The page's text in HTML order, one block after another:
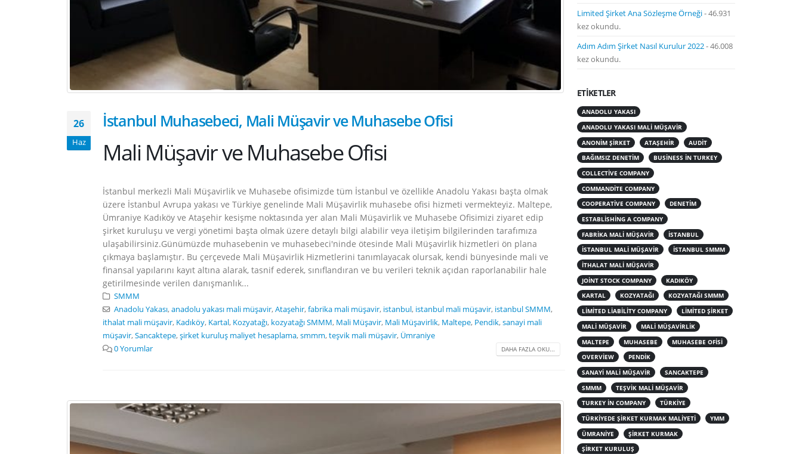
26
Haz
İstanbul Muhasebeci, Mali Müşavir ve Muhasebe Ofisi
Mali Müşavir ve Muhasebe Ofisi
İstanbul merkezli Mali Müşavirlik ve Muhasebe ofisimizde tüm İstanbul ve özellikle Anadolu Yakası başta olmak
üzere İstanbul Avrupa yakası ve Türkiye genelinde Mali Müşavirlik muhasebe ofisi hizmeti vermekteyiz. Maltepe,
Ümraniye Kadıköy ve Ataşehir kesişme noktasında yer alan Mali Müşavirlik ve Muhasebe Ofisimizi ziyaret edip
şirket kuruluşu ve vergi yönetimi başta olmak üzere detaylı bilgi alabilir veya iletişim bilgilerinden tarafımıza
ulaşabilirsiniz.Günümüzde muhasebenin ve muhasebeci'ninde ötesinde Mali Müşavirlik hizmetleri ön plana
çıkmaya başlamıştır. Bu çerçevede Mali Müşavirlik Hizmetlerini tanımlayacak olursak, kendi bünyesinde mali ve
finansal yapılarını kayıt altına alarak, tasnif ederek, sınıflandıran ve bu verileri teknik açıdan raporlanabilir hale
getirilmesinde verilen danışmanlık...
SMMM
Anadolu Yakası,anadolu yakası mali müşavir,Ataşehir,fabrika mali müşavir, istanbul, istanbul mali müşavir, istanbul SMMM,
ithalat mali müşavir, Kadıköy, Kartal, Kozyatağı, kozyatağı SMMM, Mali Müşavir, Mali Müşavirlik, Maltepe, Pendik,sanayi mali
müşavir,Sancaktepe,şirket kuruluş maliyet hesaplama,smmm,teşvik mali müşavir, Ümraniye
0 Yorumlar
DAHA FAZLA OKU...
Limited Şirket Ana Sözleşme Örneği- 46.931
kez okundu.
Adım Adım Şirket Nasıl Kurulur 2022- 46.008
kez okundu.
ETIKETLER
ANADOLU YAKASI
ANADOLU YAKASI MALI MÜŞAVIR
ANONIM ŞIRKET
ATAŞEHIR
AUDIT
BAĞIMSIZ DENETIM
BUSINESS IN TURKEY
COLLECTIVE COMPANY
COMMANDITE COMPANY
COOPERATIVE COMPANY
DENETIM
ESTABLISHING A COMPANY
FABRIKA MALI MÜŞAVIR
ISTANBUL
ISTANBUL MALI MÜŞAVIR
ISTANBUL SMMM
ITHALAT MALI MÜŞAVIR
JOINT STOCK COMPANY
KADIKÖY
KARTAL
KOZYATAĞI
KOZYATAĞI SMMM
LIMITED LIABILITY COMPANY
LIMITED ŞIRKET
MALI MÜŞAVIR
MALI MÜŞAVIRLIK
MALTEPE
MUHASEBE
MUHASEBE OFISI
OVERVIEW
PENDIK
SANAYI MALI MÜŞAVIR
SANCAKTEPE
SMMM
TEŞVIK MALI MÜŞAVIR
TURKEY IN COMPANY
TÜRKIYE
TÜRKIYEDE ŞIRKET KURMAK MALIYETI
YMM
ÜMRANIYE
ŞIRKET KURMAK
ŞIRKET KURULUŞ